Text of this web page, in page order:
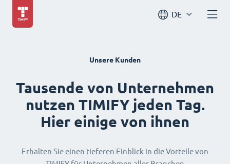
DE
Unsere Kunden
Tausende von Unternehmen
nutzen TIMIFY jeden Tag.
Hier einige von ihnen
Erhalten Sie einen tieferen Einblick in die Vorteile von